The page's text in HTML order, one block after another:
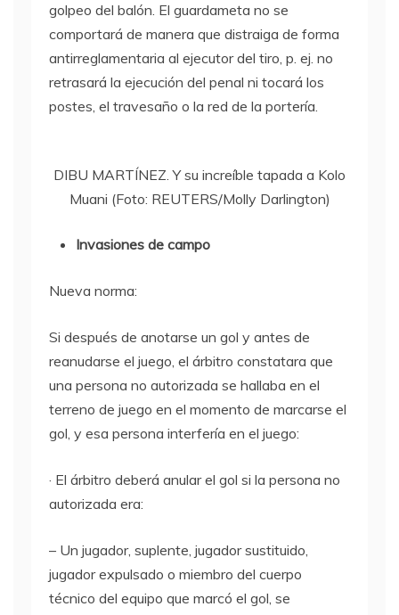
golpeo del balón. El guardameta no se
comportará de manera que distraiga de forma
antirreglamentaria al ejecutor del tiro, p. ej. no
retrasará la ejecución del penal ni tocará los
postes, el travesaño o la red de la portería.
DIBU MARTÍNEZ. Y su increíble tapada a Kolo
Muani (Foto: REUTERS/Molly Darlington)
Invasiones de campo
Nueva norma:
Si después de anotarse un gol y antes de
reanudarse el juego, el árbitro constatara que
una persona no autorizada se hallaba en el
terreno de juego en el momento de marcarse el
gol, y esa persona interfería en el juego:
· El árbitro deberá anular el gol si la persona no
autorizada era:
– Un jugador, suplente, jugador sustituido,
jugador expulsado o miembro del cuerpo
técnico del equipo que marcó el gol, se